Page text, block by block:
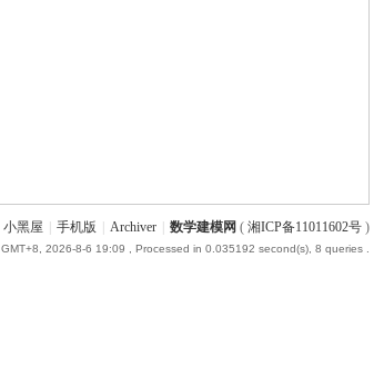
小黑屋 手机版 Archiver 数学建模网 ( 湘ICP备11011602号)
GMT+8, 2026-8-6 19:09 , Processed in 0.035192 second(s), 8 queries .